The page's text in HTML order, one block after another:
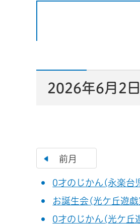
2026年6月2
前月
0才のじかん(永楽台
お誕生会(光ケ丘遊
0才のじかん(光ケ丘